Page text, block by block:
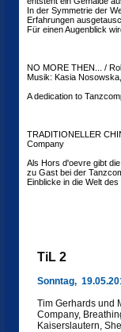
In der Symmetrie der
Erfahrungen
Für einen Augenblick
NO MORE THEN... /
Musik: Kasia
A dedication to
TRADITIONELLER
Company
Als Hors d'oevre gibt
zu Gast bei der
Einblicke in die Welt
TiL 2
Sonntag,
Tim Gerhards und
Company,
Kaiserslautern,